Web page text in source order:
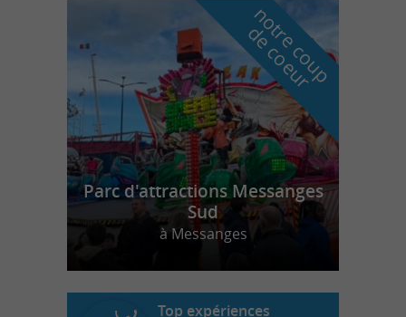
n
o
t
r
e
c
o
u
p
d
e
c
o
e
u
r
Parc d'attractions Messanges
Sud
à Messanges
Top expériences